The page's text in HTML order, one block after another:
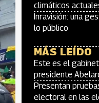
climáticos
Inravisión: una
lo público
MÁS LEÍDO
Este es el
presidente
Presentan
electoral en las